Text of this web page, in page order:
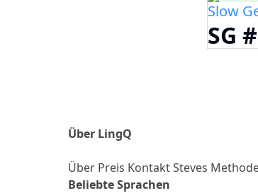
Slow
SG
Über LingQ
Über Preis KontaktSteves
Beliebte Sprachen